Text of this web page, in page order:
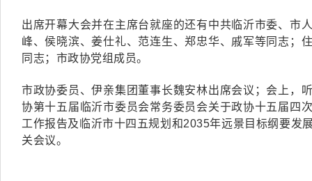
出席开幕大会并在主席台就座的还有中共临沂市委、市
峰、侯晓滨、姜仕礼、范连生、郑忠华、戚军等同志；
同志；市政协党组成员。
市政协委员、伊亲集团董事长魏安林出席会议；会上，
协第十五届临沂市委员会常务委员会关于政协十五届四
工作报告及临沂市十四五规划和2035年远景目标纲要发
关会议。